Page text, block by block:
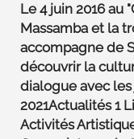
Le 4 juin 2016 au
Massamba et la
accompagne de
découvrir la
dialogue avec les
2021Actualités 1
Activités